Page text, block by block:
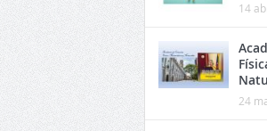
14
24